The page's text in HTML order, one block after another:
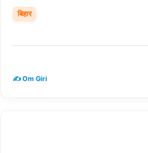
बिहार
✍️ Om Giri